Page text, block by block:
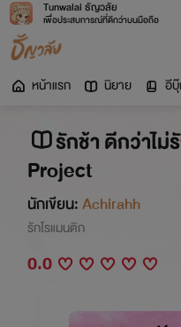
Tunwalai ธัญวลัย
เพื่อประสบการณ์ที่ดีกว่าบนมือถือ
หน้าแรก นิยาย อี
รักช้า ดีกว่าไม่
Project
นักเขียน:Achirahh
รักโรแมนติก
0.0